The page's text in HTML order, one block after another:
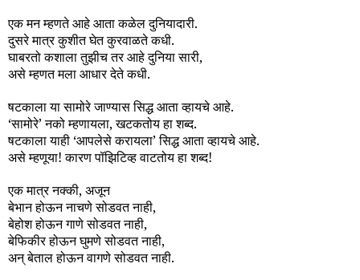
एक मन म्हणते आहे आता कळेल दुनियादारी.
दुसरे मात्र कुशीत घेत कुरवाळते कधी.
घाबरतो कशाला तुझीच तर आहे दुनिया सारी,
असे म्हणत मला आधार देते कधी.
षटकाला या सामोरे जाण्यास सिद्ध आता व्हायचे आहे.
‘सामोरे’ नको म्हणायला, खटकतोय हा शब्द.
षटकाला याही ‘आपलेसे करायला’ सिद्ध आता व्हायचे आहे.
असे म्हणूया! कारण पॉझिटिव्ह वाटतोय हा शब्द!
एक मात्र नक्की, अजून
बेभान होऊन नाचणे सोडवत नाही,
बेहोश होऊन गाणे सोडवत नाही,
बेफिकीर होऊन घुमणे सोडवत नाही,
अन् बेताल होऊन वागणे सोडवत नाही.